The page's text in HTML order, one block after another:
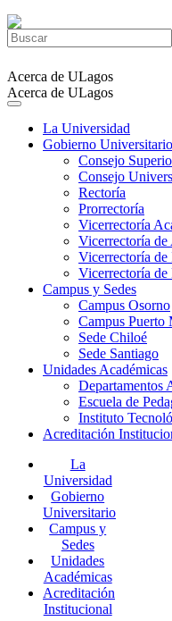
Acerca de ULagos
Acerca de ULagos
La Universidad
Gobierno Universitario
Consejo
Consejo
Rectoría
Prorrectoría
Vicerrectoría
Vicerrectoría
Vicerrectoría
Vicerrectoría
Campus y Sedes
Campus Osorno
Campus Puerto
Sede Chiloé
Sede Santiago
Unidades Académicas
Departamentos
Escuela de
Instituto
Acreditación
La
Universidad
Gobierno
Universitario
Campus y
Sedes
Unidades
Académicas
Acreditación
Institucional